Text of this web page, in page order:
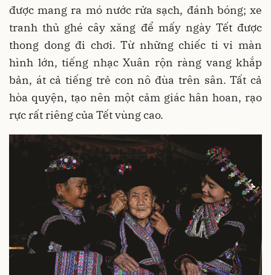
được mang ra mó nước rửa sạch, đánh bóng; xe
tranh thủ ghé cây xăng để mấy ngày Tết được
thong dong đi chơi. Từ những chiếc ti vi màn
hình lớn, tiếng nhạc Xuân rộn ràng vang khắp
bản, át cả tiếng trẻ con nô đùa trên sân. Tất cả
hòa quyện, tạo nên một cảm giác hân hoan, rạo
rực rất riêng của Tết vùng cao.